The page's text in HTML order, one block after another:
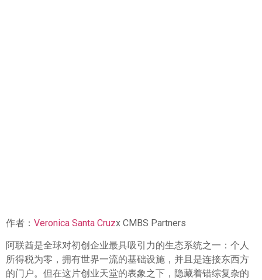
作者： Veronica Santa Cruzx CMBS Partners
阿联酋是全球对初创企业最具吸引力的生态系统之一：个人
所得税为零，拥有世界一流的基础设施，并且是连接东西方
的门户。但在这片创业天堂的表象之下，隐藏着错综复杂的